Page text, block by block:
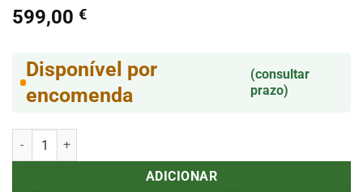
599,00 €
Disponível por
encomenda
(consultar
prazo)
Quantidade de Fulvic 60 L (Terra Aquatica)
ADICIONAR